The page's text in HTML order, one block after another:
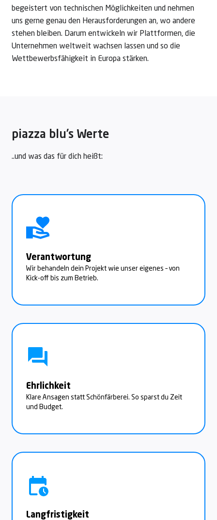
begeistert von technischen Möglichkeiten und nehmen
uns gerne genau den Herausforderungen an, wo andere
stehen bleiben. Darum entwickeln wir Plattformen, die
Unternehmen weltweit wachsen lassen und so die
Wettbewerbs­fähigkeit in Europa stärken.
piazza blu’s Werte
..und was das für dich heißt:
Verantwortung
Wir behandeln dein Projekt wie unser eigenes – von
Kick-off bis zum Betrieb.
Ehrlichkeit
Klare Ansagen statt Schönfärberei. So sparst du Zeit
und Budget.
Langfristigkeit